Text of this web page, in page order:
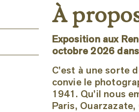
À
Exposition aux
octobre 2026
C’est à une sorte
convie le
1941. Qu’il nous
Paris,